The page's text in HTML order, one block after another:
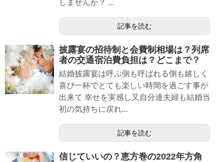
しませんか？ ...
記事を読む
披露宴の招待制と会費制相場は？列席
者の交通宿泊費負担は？どこまで？
結婚披露宴は呼ぶ側も呼ばれる側も嬉しく
喜び一杯でとても楽しい時間を過ごす事が
出来て 幸せを実感し又自分達夫婦も結婚当
初の気持ちに戻れ...
記事を読む
信じていいの？恵方巻の2022年方角